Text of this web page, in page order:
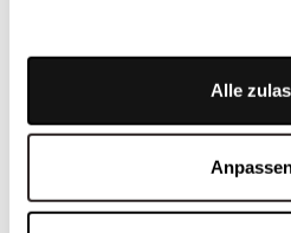
Alle